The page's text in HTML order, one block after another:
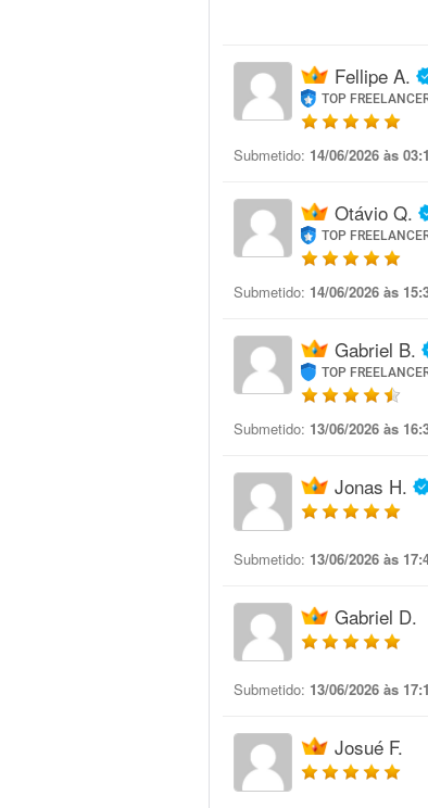
Fellipe A.
TOP
Submetido: 14/06/2026 às
Otávio Q.
TOP
Submetido: 14/06/2026 às
Gabriel B.
TOP
Submetido: 13/06/2026 às
Jonas H.
Submetido: 13/06/2026 às
Gabriel D.
Submetido: 13/06/2026 às
Josué F.